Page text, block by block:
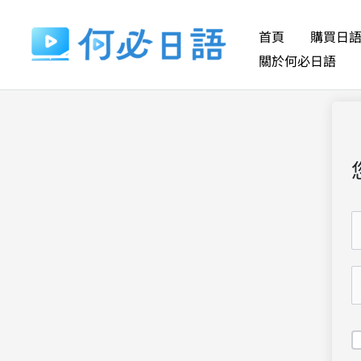
要
首頁 購買日
關於何必日語